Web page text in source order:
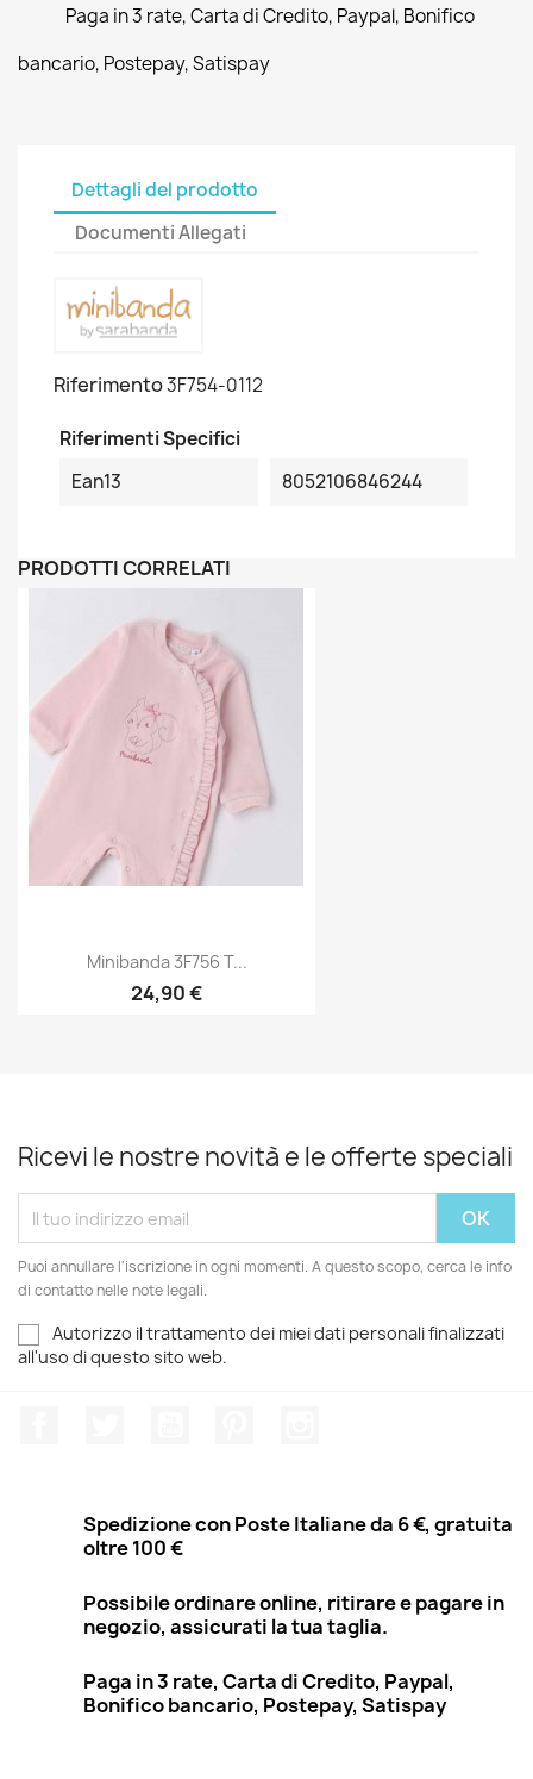
Paga in 3 rate, Carta di Credito, Paypal, Bonifico
bancario, Postepay, Satispay
Dettagli del prodotto
Documenti Allegati
Riferimento3F754-0112
Riferimenti Specifici
Ean13
8052106846244
PRODOTTI CORRELATI
Minibanda 3F756 T...
24,90 €
Ricevi le nostre novità e le offerte speciali
Puoi annullare l'iscrizione in ogni momenti. A questo scopo, cerca le info
di contatto nelle note legali.
Autorizzo il trattamento dei miei dati personali finalizzati
all'uso di questo sito web.
Spedizione con Poste Italiane da 6 €, gratuita
oltre 100 €
Possibile ordinare online, ritirare e pagare in
negozio, assicurati la tua taglia.
Paga in 3 rate, Carta di Credito, Paypal,
Bonifico bancario, Postepay, Satispay